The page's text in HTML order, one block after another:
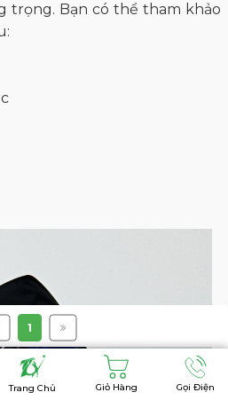
1
trọng. Bạn có thể tham khảo
Trang Chủ Giỏ Hàng Gọi Điện